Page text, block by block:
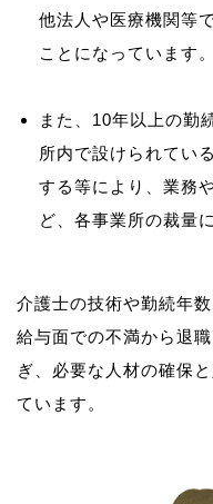
他法人や医療機関等
ことになっています。
また、10年以上の勤
所内で設けられてい
する等により、業務
ど、各事業所の裁量
介護士の技術や勤続年
給与面での不満から退
ぎ、必要な人材の確保
ています。